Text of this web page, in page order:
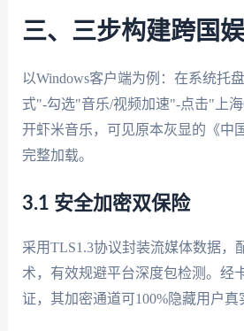
三、三步构建跨国
以Windows客户端为例：在系统托
式"-勾选"音乐/视频加速"-点击"上
开虾米音乐，可见原本灰显的《中
完整加载。
3.1 安全加密双保险
采用TLS1.3协议封装流媒体数据，
术，有效规避平台深度包检测。经
证，其加密通道可100%隐藏用户真